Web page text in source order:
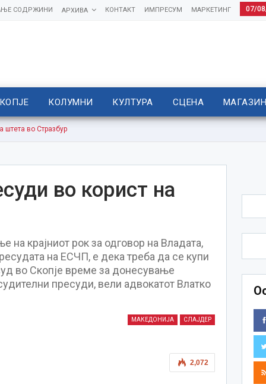
07/
МАРКЕТИНГ
ИМПРЕСУМ
КОНТАКТ
АРХИВА
СОДРЖИНИ
КОЛУМНИ КУЛТУРА СЦЕНА МАГАЗИН
штета во Стразбур
во корист на
на крајниот рок за одговор на Владата,
на ЕСЧП, е дека треба да се купи
во Скопје време за донесување
пресуди, вели адвокатот Влатко
МАКЕДОНИЈА СЛАЈДЕР
2,072